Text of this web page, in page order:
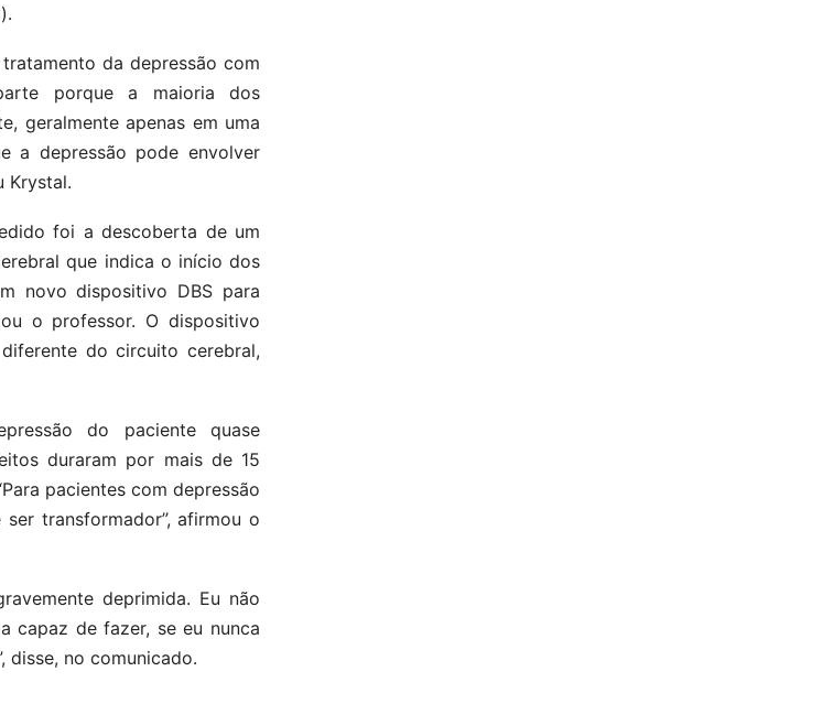
da depressão com
porque a maioria dos
geralmente apenas em uma
a depressão pode envolver
Krystal.
foi a descoberta de um
que indica o início dos
novo dispositivo DBS para
o professor. O dispositivo
do circuito cerebral,
do paciente quase
duraram por mais de 15
pacientes com depressão
transformador”, afirmou o
deprimida. Eu não
capaz de fazer, se eu nunca
disse, no comunicado.